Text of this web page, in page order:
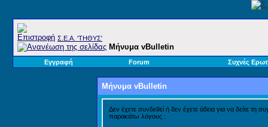
Σ.E.A. 'ΤΗΘΥΣ'
Μήνυμα vBulletin
Εγγραφή Forum Συχνές
Μήνυμα vBulletin
Δεν έχετε συνδεθεί ή δεν έχετε άδεια για να δείτε τη
παρακάτω λόγους :